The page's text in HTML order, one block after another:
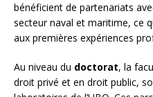
bénéficient de partenariats
secteur naval et maritime, ce
aux premières expériences
Au niveau du doctorat, la
droit privé et en droit public,